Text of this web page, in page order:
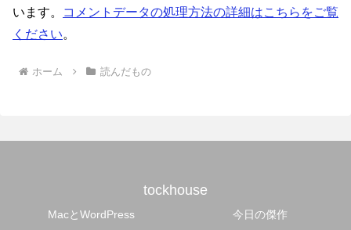
います。
コメントデータの処理方法の詳細はこちらをご覧
ください。
ホーム 読んだもの
tockhouse
MacとWordPress 今日の傑作